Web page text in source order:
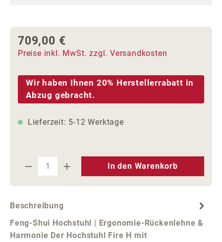
Regulärer Preis:
709,00 €
Preise inkl. MwSt. zzgl. Versandkosten
Wir haben Ihnen 20% Herstellerrabatt in
Abzug gebracht.
Lieferzeit: 5-12 Werktage
Produkt Anzahl: Gib den
In den Warenkorb
Beschreibung
Feng-Shui Hochstuhl | Ergonomie-Rückenlehne &
Harmonie Der Hochstuhl Fire H mit